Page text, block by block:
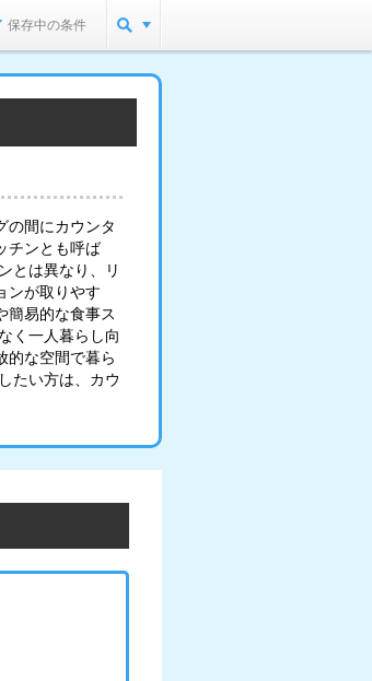
保存中の条件
の間にカウンタ
チンとも呼ば
とは異なり、リ
ンが取りやす
簡易的な食事ス
く一人暮らし向
的な空間で暮ら
たい方は、カウ